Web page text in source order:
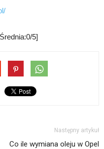
5]
Następny artykuł
Co ile wymiana oleju w Opel